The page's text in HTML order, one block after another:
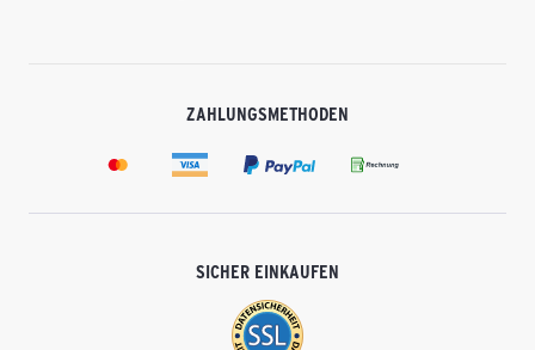
ZAHLUNGSMETHODEN
SICHER EINKAUFEN